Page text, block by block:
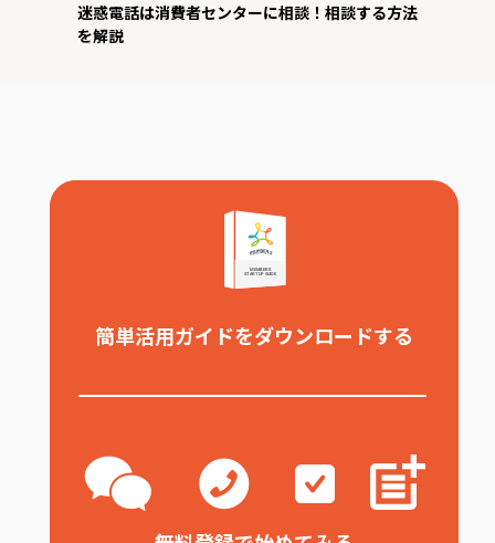
迷惑電話は消費者センターに相談！相談する方法
を解説
簡単活用ガイドをダウンロードする